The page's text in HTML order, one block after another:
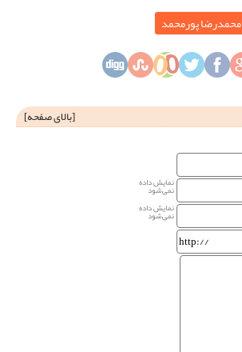
محمدرضا پورمحمد
[بالای صفحه]
نمایش داده
نمی‌شود
نمایش داده
نمی‌شود